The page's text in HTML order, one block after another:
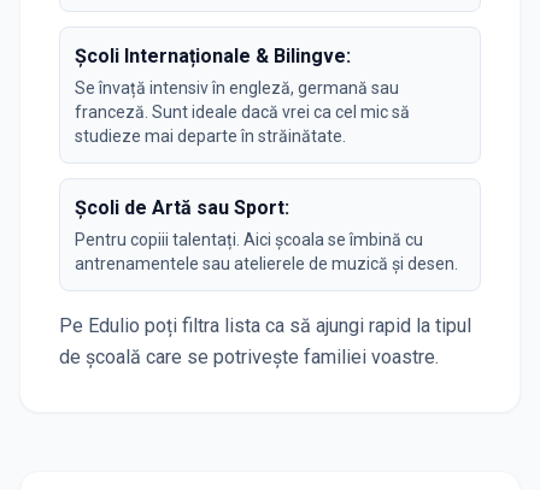
Școli Internaționale & Bilingve:
Se învață intensiv în engleză, germană sau
franceză. Sunt ideale dacă vrei ca cel mic să
studieze mai departe în străinătate.
Școli de Artă sau Sport:
Pentru copiii talentați. Aici școala se îmbină cu
antrenamentele sau atelierele de muzică și desen.
Pe Edulio poți filtra lista ca să ajungi rapid la tipul
de școală care se potrivește familiei voastre.